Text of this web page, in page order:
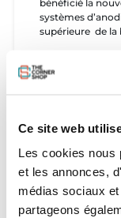
Ce site web
Les cookies nous
et les annonces,
médias sociaux
partageons
bénéficié la
systèmes
supérieure de la
Pour plus de
surmoulés avec
La barre
NORME